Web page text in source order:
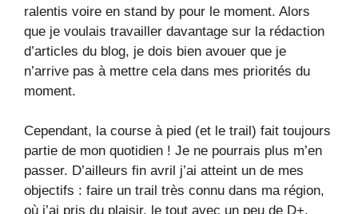
ralentis voire en stand by pour le moment. Alors
que je voulais travailler davantage sur la rédaction
d’articles du blog, je dois bien avouer que je
n’arrive pas à mettre cela dans mes priorités du
moment.
Cependant, la course à pied (et le trail) fait toujours
partie de mon quotidien ! Je ne pourrais plus m’en
passer. D’ailleurs fin avril j’ai atteint un de mes
objectifs : faire un trail très connu dans ma région,
où j’ai pris du plaisir, le tout avec un peu de D+.